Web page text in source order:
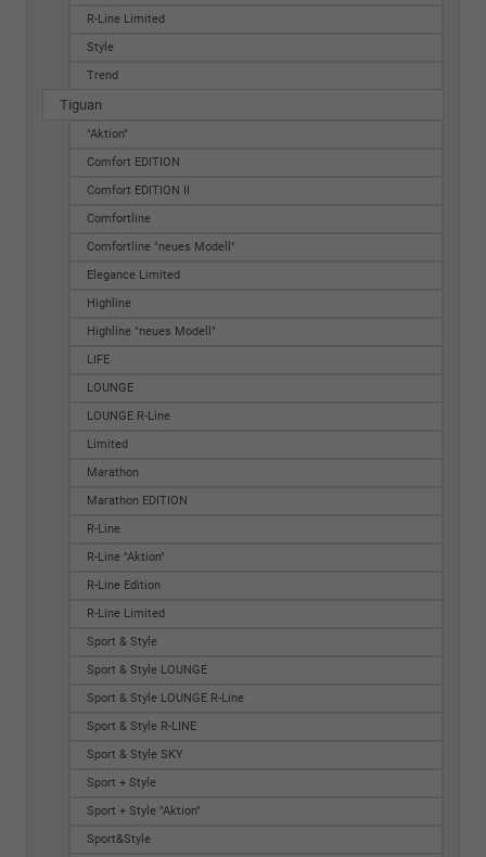
R-Line Limited
Style
Trend
Tiguan
"Aktion"
Comfort EDITION
Comfort EDITION II
Comfortline
Comfortline "neues Modell"
Elegance Limited
Highline
Highline "neues Modell"
LIFE
LOUNGE
LOUNGE R-Line
Limited
Marathon
Marathon EDITION
R-Line
R-Line "Aktion"
R-Line Edition
R-Line Limited
Sport & Style
Sport & Style LOUNGE
Sport & Style LOUNGE R-Line
Sport & Style R-LINE
Sport & Style SKY
Sport + Style
Sport + Style "Aktion"
Sport&Style